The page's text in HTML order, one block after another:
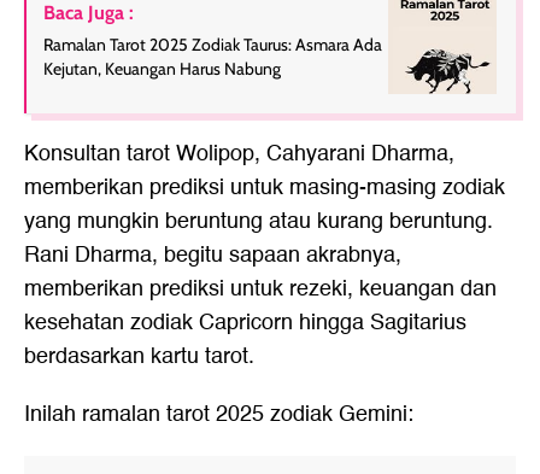
Baca Juga :
Ramalan Tarot 2025 Zodiak Taurus: Asmara Ada
Kejutan, Keuangan Harus Nabung
Konsultan tarot Wolipop, Cahyarani Dharma,
memberikan prediksi untuk masing-masing zodiak
yang mungkin beruntung atau kurang beruntung.
Rani Dharma, begitu sapaan akrabnya,
memberikan prediksi untuk rezeki, keuangan dan
kesehatan zodiak Capricorn hingga Sagitarius
berdasarkan kartu tarot.
Inilah ramalan tarot 2025 zodiak Gemini: